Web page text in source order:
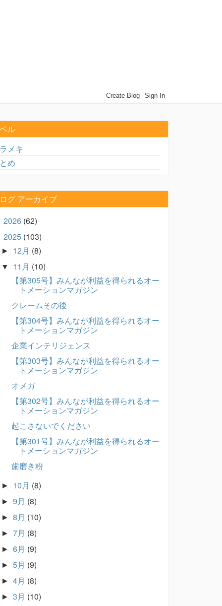
ル
メキ
め
グ アーカイブ
2026 (62)
2025 (103)
► 12月 (8)
▼ 11月 (10)
【第305号】みんなが利益を得られるオー
トメーションマガジン
クレームその後
【第304号】みんなが利益を得られるオー
トメーションマガジン
企業インテリジェンス
【第303号】みんなが利益を得られるオー
トメーションマガジン
オメガ
【第302号】みんなが利益を得られるオー
トメーションマガジン
起こさないでください
【第301号】みんなが利益を得られるオー
トメーションマガジン
歯磨き粉
► 10月 (8)
► 9月 (8)
► 8月 (10)
► 7月 (8)
► 6月 (9)
► 5月 (9)
► 4月 (8)
► 3月 (10)